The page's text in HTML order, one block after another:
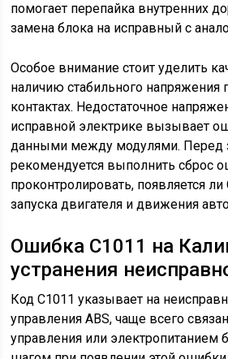
помогает перепайка внутренних
замена блока на исправный с
Особое внимание стоит уделить
наличию стабильного напряжения
контактах. Недостаточное
исправной электрике вызывает
данными между модулями. Перед
рекомендуется выполнить сброс
проконтролировать, появляется
запуска двигателя и движения
Ошибка С1011 на
устранения
Код С1011 указывает на
управления ABS, чаще всего
управления или